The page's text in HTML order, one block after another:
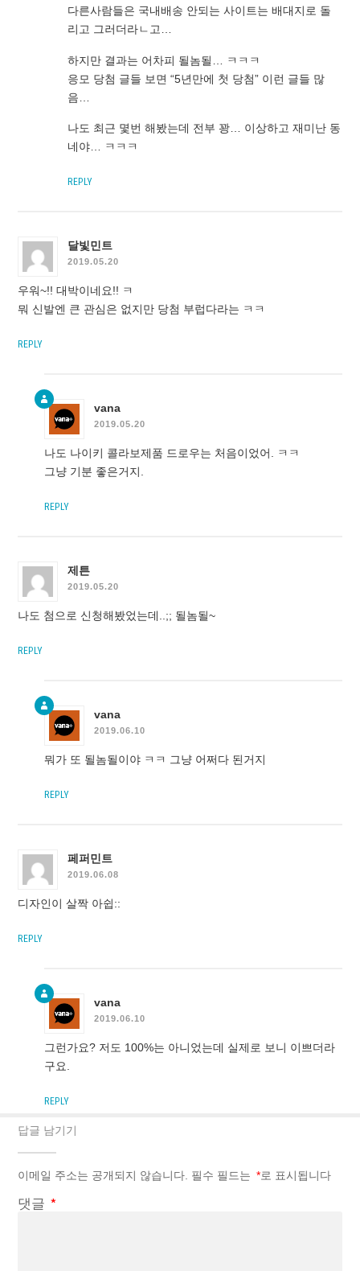
다른사람들은 국내배송 안되는 사이트는 배대지로 돌
리고 그러더라ㄴ고…
하지만 결과는 어차피 될놈될… ㅋㅋㅋ
응모 당첨 글들 보면 “5년만에 첫 당첨” 이런 글들 많
음…
나도 최근 몇번 해봤는데 전부 꽝… 이상하고 재미난 동
네야… ㅋㅋㅋ
REPLY
달빛민트
2019.05.20
우워~!! 대박이네요!! ㅋ
뭐 신발엔 큰 관심은 없지만 당첨 부럽다라는 ㅋㅋ
REPLY
vana
2019.05.20
나도 나이키 콜라보제품 드로우는 처음이었어. ㅋㅋ
그냥 기분 좋은거지.
REPLY
제튼
2019.05.20
나도 첨으로 신청해봤었는데..;; 될놈될~
REPLY
vana
2019.06.10
뭐가 또 될놈될이야 ㅋㅋ 그냥 어쩌다 된거지
REPLY
페퍼민트
2019.06.08
디자인이 살짝 아쉽::
REPLY
vana
2019.06.10
그런가요? 저도 100%는 아니었는데 실제로 보니 이쁘더라
구요.
REPLY
답글 남기기
이메일 주소는 공개되지 않습니다. 필수 필드는 *로 표시됩니다
댓글 *